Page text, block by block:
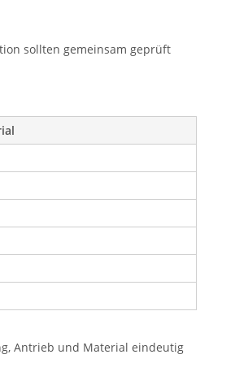
sollten gemeinsam geprüft
Antrieb und Material eindeutig